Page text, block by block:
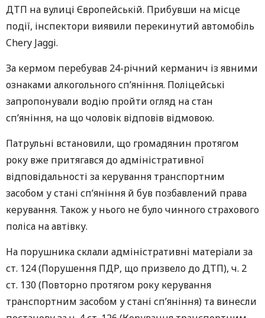
ДТП на вулиці Європейській. Прибувши на місце
події, інспектори виявили перекинутий автомобіль
Chery Jaggi.
За кермом перебував 24-річний керманич із явними
ознаками алкогольного сп’яніння. Поліцейські
запропонували водію пройти огляд на стан
сп’яніння, на що чоловік відповів відмовою.
Патрульні встановили, що громадянин протягом
року вже притягався до адміністративної
відповідальності за керування транспортним
засобом у стані сп’яніння й був позбавлений права
керування. Також у нього не було чинного страхового
поліса на автівку.
На порушника склали адміністративні матеріали за
ст. 124 (Порушення ПДР, що призвело до ДТП), ч. 2
ст. 130 (Повторно протягом року керування
транспортним засобом у стані сп’яніння) та винесли